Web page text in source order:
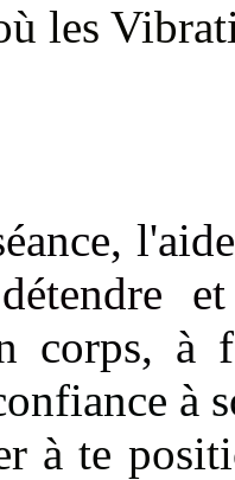
les
corps, à
à
à te